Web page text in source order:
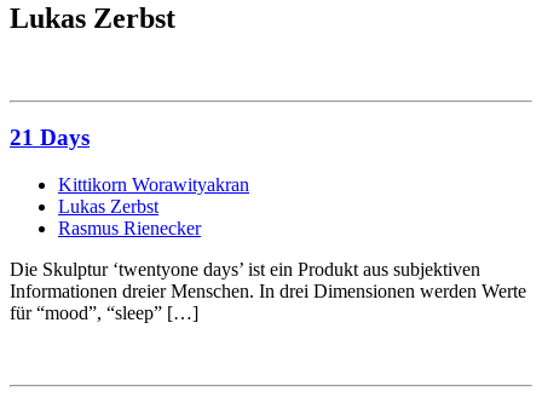
Lukas Zerbst
21 Days
Kittikorn Worawityakran
Lukas Zerbst
Rasmus Rienecker
Die Skulptur ‘twentyone days’ ist ein Produkt aus subjektiven
Informationen dreier Menschen. In drei Dimensionen werden Werte
für “mood”, “sleep” […]